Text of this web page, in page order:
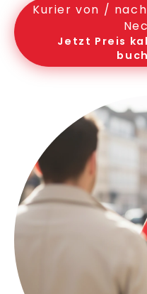
Kurier von /
Jetzt Preis